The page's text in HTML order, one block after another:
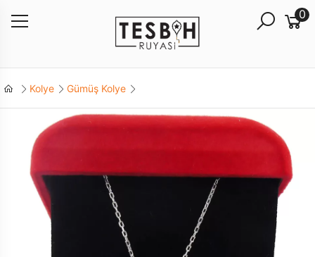
0
Kolye Gümüş Kolye